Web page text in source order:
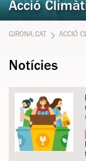
Acció
GIRONA.CAT ACCIÓ
Notícies